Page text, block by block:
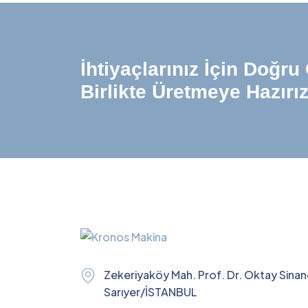
İhtiyaçlarınız İçin Doğru
Birlikte Üretmeye Hazırız
Zekeriyaköy Mah. Prof. Dr. Oktay
Sarıyer/İSTANBUL